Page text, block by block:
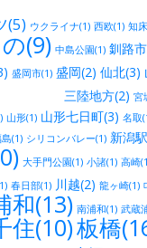
(5) ウクライナ(1) 西欧(1) 知
(9) 中島公園(1) 釧路
盛岡市(1) 盛岡(2) 仙北(3)
(2) 宮
山形(1) 山形七日町(3) 名取
(1) シリコンバレー(1) 新潟
大手門公園(1) 小諸(1) 高崎
春日部(1) 川越(2) 龍ヶ崎(1)
和(13) 南浦和(1) 武蔵
住(10)板橋